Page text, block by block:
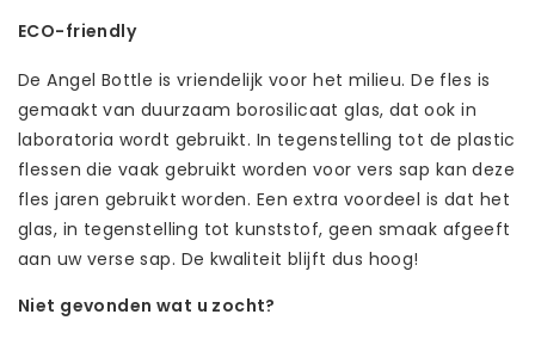
ECO-friendly
De Angel Bottle is vriendelijk voor het milieu. De fles is
gemaakt van duurzaam borosilicaat glas, dat ook in
laboratoria wordt gebruikt. In tegenstelling tot de plastic
flessen die vaak gebruikt worden voor vers sap kan deze
fles jaren gebruikt worden. Een extra voordeel is dat het
glas, in tegenstelling tot kunststof, geen smaak afgeeft
aan uw verse sap. De kwaliteit blijft dus hoog!
Niet gevonden wat u zocht?